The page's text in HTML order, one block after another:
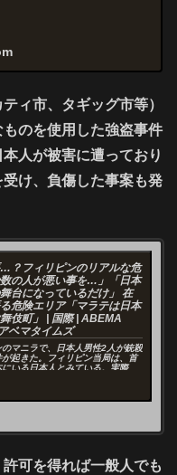
ィ市、タギッグ市等）
のを使用した強盗事件
人が被害に遭っており
け、負傷した事案も発
？フィリピンのリアルな危
の人が悪い事を…」「日本
台になっているだけ」 在
危険エリア「マラテは日本
伎町」 | 国際 | ABEMA
ベマタイムズ
のマニラで、日本人男性2人が銃殺
が起きた。フィリピン当局は、首
いる日本人とみている。実際、
聞いた。 マニラはフィリ...
可を得れば一般人でも